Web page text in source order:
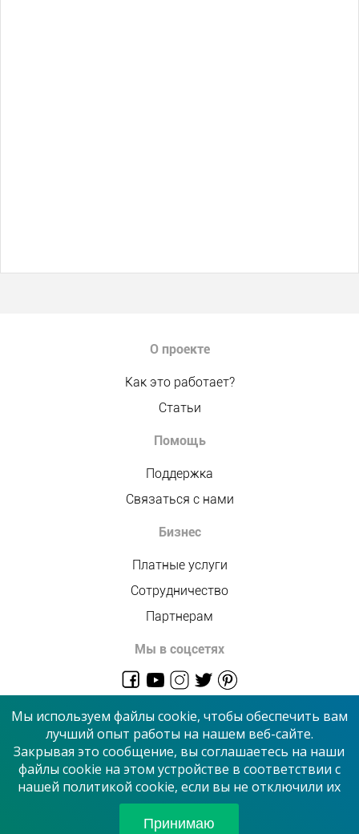
О проекте
Как это работает?
Статьи
Помощь
Поддержка
Связаться с нами
Бизнес
Платные услуги
Сотрудничество
Партнерам
Мы в соцсетях
© 2026 “Сервисный центр”
Принимаем к оплате
Мы используем файлы cookie, чтобы обеспечить вам
лучший опыт работы на нашем веб-сайте.
Закрывая это сообщение, вы соглашаетесь на наши
файлы cookie на этом устройстве в соответствии с
нашей политикой cookie, если вы не отключили их
Принимаю